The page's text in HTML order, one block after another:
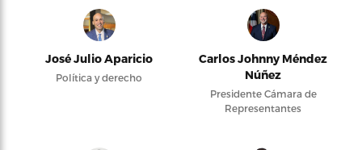
José Julio Aparicio
Política y derecho
Carlos Johnny Méndez
Núñez
Presidente Cámara de
Representantes